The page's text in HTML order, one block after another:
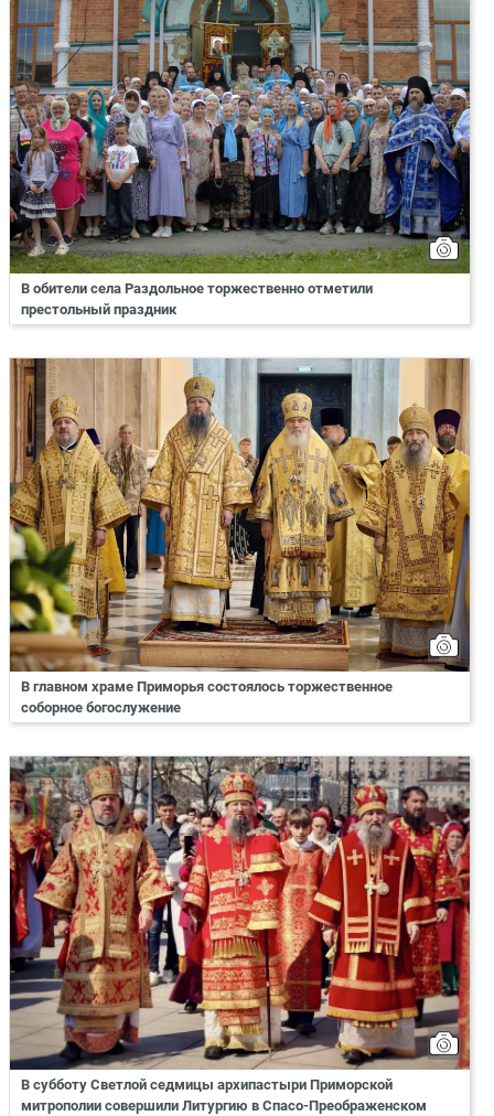
В обители села Раздольное торжественно отметили
престольный праздник
В главном храме Приморья состоялось торжественное
соборное богослужение
В субботу Светлой седмицы архипастыри Приморской
митрополии совершили Литургию в Спасо-Преображенском